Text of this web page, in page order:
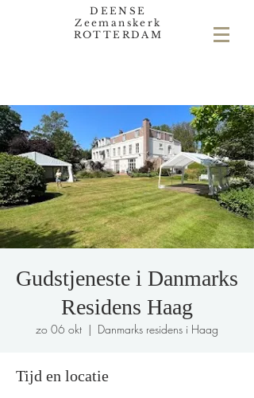
DEENSE
Zeemanskerk
ROTTERDAM
Gudstjeneste i Danmarks
Residens Haag
zo 06 okt
  |
Danmarks residens i Haag
Tijd en locatie